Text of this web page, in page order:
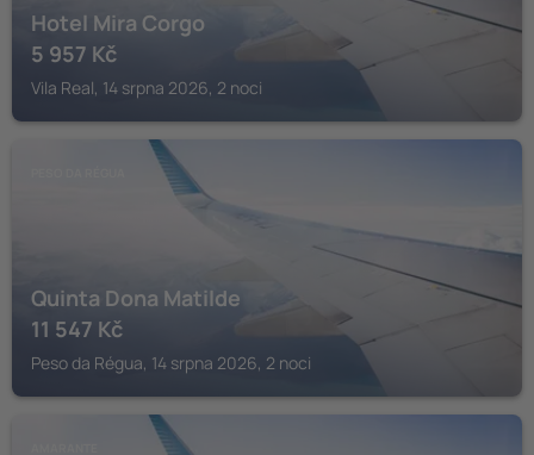
Hotel Mira Corgo
5 957 Kč
Vila Real, 14 srpna 2026, 2 noci
Quinta Dona Matilde
11 547 Kč
Peso da Régua, 14 srpna 2026, 2 noci